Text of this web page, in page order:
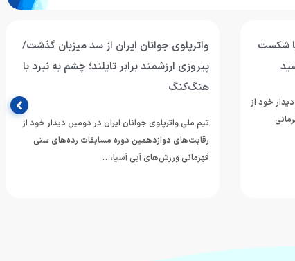
شکست
خود از
واترپلوی جوانان ایران از سد میزبان گذشت/
پیروزی ارزشمند برابر تایلند؛ چشم به نبرد با
هنگ‌کنگ
تیم ملی واترپلوی جوانان ایران در دومین دیدار خود از
رقابت‌های دوازدهمین دوره مسابقات رده‌های سنی
قهرمانی ورزش‌های آبی آسیا،…